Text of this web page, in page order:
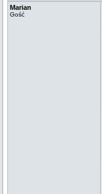
Marian
Gość